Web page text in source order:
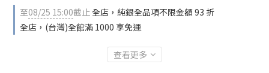
至08/25 15:00截止全店，純銀全品項不限金額 93 折
全店，(台灣)全館滿 1000 享免運
查看更多